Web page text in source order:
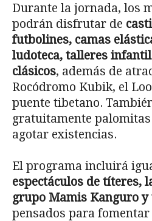
Durante la jornada, los
podrán disfrutar de
futbolines, camas
ludoteca, talleres
clásicos, además de
Rocódromo Kubik, el
puente tibetano.
gratuitamente
agotar existencias.
El programa incluirá
espectáculos de títeres,
grupo Mamis Kanguro
pensados para